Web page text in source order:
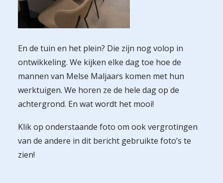
En de tuin en het plein? Die zijn nog volop in
ontwikkeling. We kijken elke dag toe hoe de
mannen van Melse Maljaars komen met hun
werktuigen. We horen ze de hele dag op de
achtergrond. En wat wordt het mooi!
Klik op onderstaande foto om ook vergrotingen
van de andere in dit bericht gebruikte foto’s te
zien!